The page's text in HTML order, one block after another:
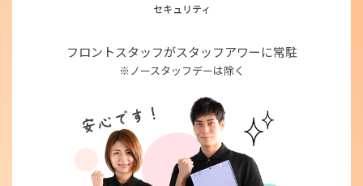
セキュリティ
フロントスタッフがスタッフアワーに常駐
※ノースタッフデーは除く